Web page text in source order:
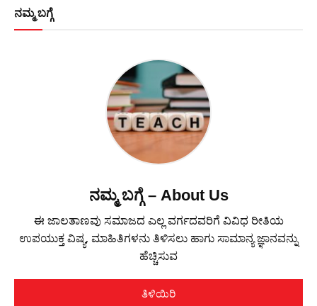
ನಮ್ಮ ಬಗ್ಗೆ
ನಮ್ಮ ಬಗ್ಗೆ – About Us
ಈ ಜಾಲತಾಣವು ಸಮಾಜದ ಎಲ್ಲ ವರ್ಗದವರಿಗೆ ವಿವಿಧ ರೀತಿಯ
ಉಪಯುಕ್ತ ವಿಷ್ಯ, ಮಾಹಿತಿಗಳನು ತಿಳಿಸಲು ಹಾಗು ಸಾಮಾನ್ಯ ಜ್ಞಾನವನ್ನು
ಹೆಚ್ಚಿಸುವ
ತಿಳಿಯಿರಿ